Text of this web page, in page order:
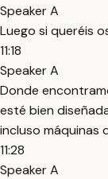
Speaker A
Luego si queréis
11:18
Speaker A
Donde
esté bien
incluso máquinas
11:28
Speaker A